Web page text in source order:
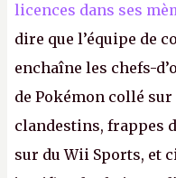
licences dans ses
dire que l’équipe de
enchaîne les chefs-
de Pokémon collé
clandestins, frappes
sur du Wii Sports, et